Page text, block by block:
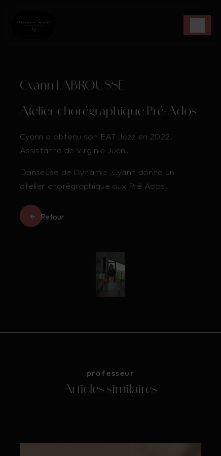
Cyann LABROUSSE
Atelier chorégraphique Pré-Ados
Cyann a obtenu son EAT Jazz en 2022.
Assistante de Virginie Juan.
Danseuse de Dynamic ,Cyann donne un
atelier chorégraphique aux Pré Ados.
Retour
professeur
Articles similaires